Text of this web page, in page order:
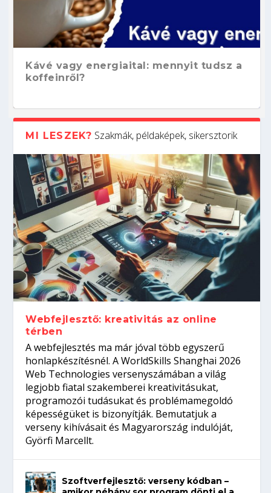
Kávé vagy energiaital: mennyit tudsz a
koffeinről?
Hogyan készíts ATS-barát önéletrajzot?
Így növelheted az esélyedet az
állásinterjúra...
Kitalálod, mire használják ezeket a
gépeket?
Nem sikerült az egyetemi felvételi?
Tanulj szakmát!
Szoftverfejlesztő: verseny kódban –
amikor néhány sor program dönti el a
világversenyt...
MI LESZEK? Szakmák, példaképek, sikersztorik
Webfejlesztő: kreativitás az online
térben
A webfejlesztés ma már jóval több egyszerű
honlapkészítésnél. A WorldSkills Shanghai 2026
Web Technologies versenyszámában a világ
legjobb fiatal szakemberei kreativitásukat,
programozói tudásukat és problémamegoldó
képességüket is bizonyítják. Bemutatjuk a
verseny kihívásait és Magyarország indulóját,
Györfi Marcellt.
Szoftverfejlesztő: verseny kódban –